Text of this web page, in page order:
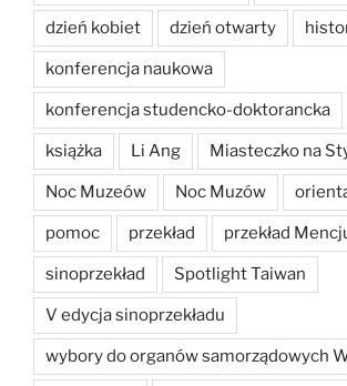
dzień kobiet dzień otwarty
konferencja naukowa
konferencja studencko-doktorancka
książka Li Ang Miasteczko na
Noc Muzeów Noc Muzów
pomoc przekład przekład
sinoprzekład Spotlight Taiwan
V edycja sinoprzekładu
wybory do organów samorządowych